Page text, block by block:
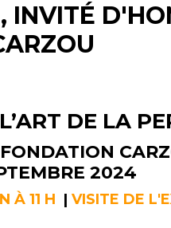
INVITÉ
DE LA
2024
À 11 H |VISITE DE